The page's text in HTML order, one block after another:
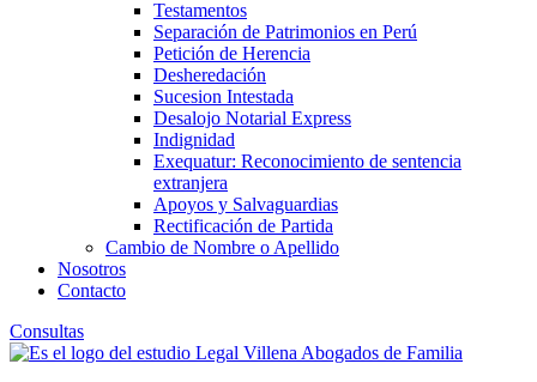
Testamentos
Separación de Patrimonios en Perú
Petición de Herencia
Desheredación
Sucesion Intestada
Desalojo Notarial Express
Indignidad
Exequatur: Reconocimiento de sentencia
extranjera
Apoyos y Salvaguardias
Rectificación de Partida
Cambio de Nombre o Apellido
Nosotros
Contacto
Consultas